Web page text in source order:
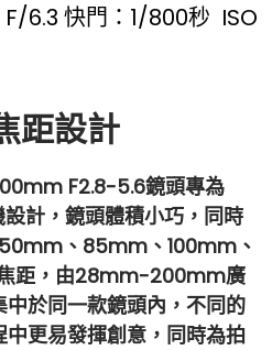
6.3 快門：1/800秒 ISO
距設計
F2.8-5.6鏡頭專為
計，鏡頭體積小巧，同時
、85mm、100mm、
距，由28mm-200mm廣
於同一款鏡頭內，不同的
更易發揮創意，同時為拍